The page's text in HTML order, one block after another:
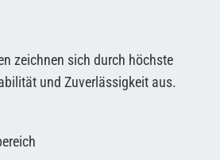
zeichnen sich durch höchste
und Zuverlässigkeit aus.